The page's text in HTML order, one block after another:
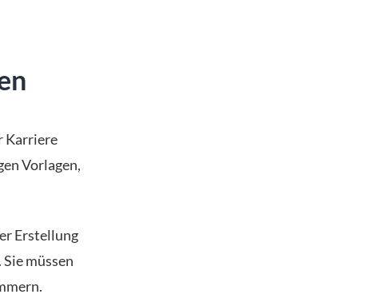
Karriere
Vorlagen,
Erstellung
müssen